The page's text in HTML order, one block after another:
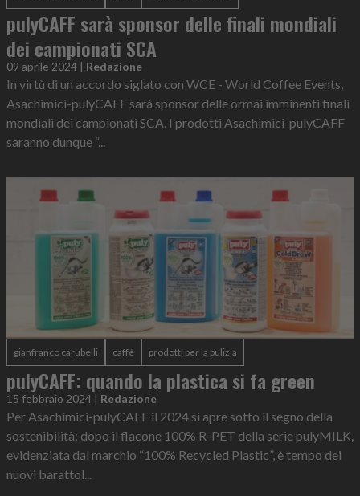
pulyCAFF sarà sponsor delle finali mondiali
dei campionati SCA
09 aprile 2024 | Redazione
In virtù di un accordo siglato con WCE - World Coffee Events,
Asachimici-pulyCAFF sarà sponsor delle ormai imminenti finali
mondiali dei campionati SCA. I prodotti Asachimici-pulyCAFF
saranno dunque “...
gianfranco carubelli caffè prodotti per la pulizia
pulyCAFF: quando la plastica si fa green
15 febbraio 2024 | Redazione
Per Asachimici-pulyCAFF il 2024 si apre sotto il segno della
sostenibilità: dopo il flacone 100% R-PET della serie pulyMILK,
evidenziata dal marchio “100% Recycled Plastic”, è tempo dei
nuovi barattol...